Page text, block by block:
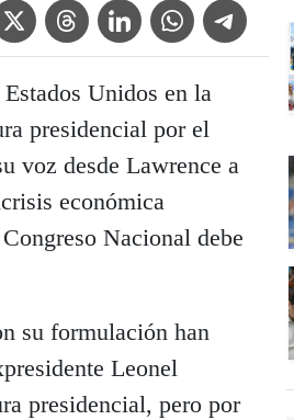
Icon Icon
Threads IconLinkedin IconWhatsApp IconTelegram Icon
Unidos en la
presidencial por el
voz desde Lawrence a
económica
Nacional debe
su formulación han
Leonel
presidencial, pero por